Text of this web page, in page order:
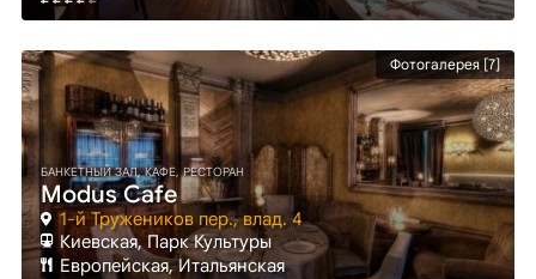
Фотогалерея [7]
БАНКЕТНЫЙ ЗАЛ, КАФЕ, РЕСТОРАН
Modus Cafe
1-й Тружеников пер., влад. 4
Киевская, Парк Культуры
Европейская, Итальянская